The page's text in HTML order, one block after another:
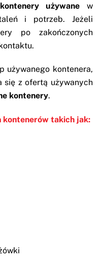
używane w
i potrzeb. Jeżeli
po zakończonych
używanego kontenera,
się z ofertą używanych
kontenery.
kontenerów takich jak: